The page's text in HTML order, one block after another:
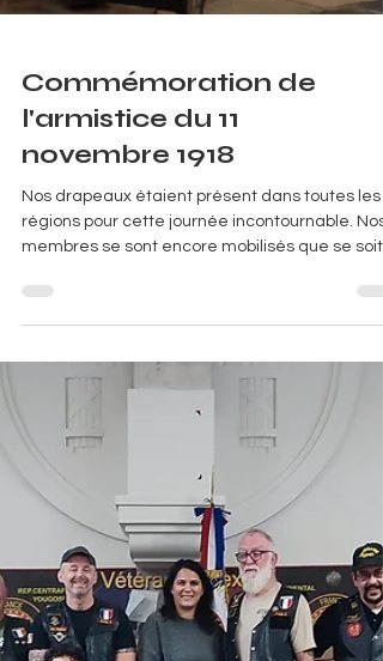
Commémoration de
l'armistice du 11
novembre 1918
Nos drapeaux étaient présent dans toutes les
régions pour cette journée incontournable. Nos
membres se sont encore mobilisés que se soit
pour les cérémonies ou pour les réceptions qui